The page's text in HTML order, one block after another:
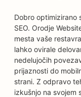
Dobro optimizirano
SEO. Orodje
mesta vaše
lahko ovirale
nedelujočih
prijaznosti do
strani. Z odpravo
izkušnjo na svojem